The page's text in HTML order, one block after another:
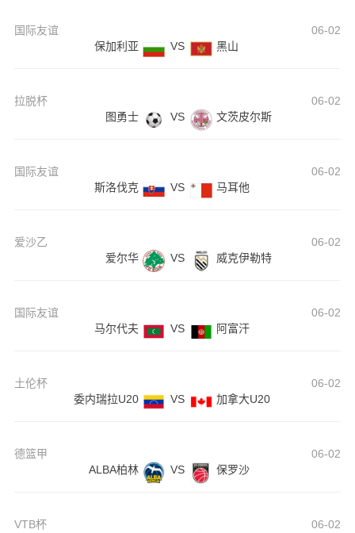
国际友谊
06-02
保加利亚
VS 黑山
拉脱杯
06-02
图勇士
VS 文茨皮尔斯
国际友谊
06-02
斯洛伐克
VS 马耳他
爱沙乙
06-02
爱尔华
VS 威克伊勒特
国际友谊
06-02
马尔代夫
VS 阿富汗
土伦杯
06-02
委内瑞拉U20
VS 加拿大U20
德篮甲
06-02
ALBA柏林
VS 保罗沙
VTB杯 06-02